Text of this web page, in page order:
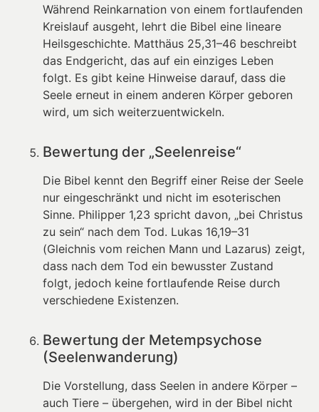
Während Reinkarnation von einem fortlaufenden
Kreislauf ausgeht, lehrt die Bibel eine lineare
Heilsgeschichte. Matthäus 25,31–46 beschreibt
das Endgericht, das auf ein einziges Leben
folgt. Es gibt keine Hinweise darauf, dass die
Seele erneut in einem anderen Körper geboren
wird, um sich weiterzuentwickeln.
Bewertung der „Seelenreise“
Die Bibel kennt den Begriff einer Reise der Seele
nur eingeschränkt und nicht im esoterischen
Sinne. Philipper 1,23 spricht davon, „bei Christus
zu sein“ nach dem Tod. Lukas 16,19–31
(Gleichnis vom reichen Mann und Lazarus) zeigt,
dass nach dem Tod ein bewusster Zustand
folgt, jedoch keine fortlaufende Reise durch
verschiedene Existenzen.
Bewertung der Metempsychose
(Seelenwanderung)
Die Vorstellung, dass Seelen in andere Körper –
auch Tiere – übergehen, wird in der Bibel nicht